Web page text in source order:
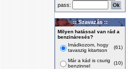
pass:
:: Szavazás ::
Milyen hatással van rád a
benzináresés?
Imádkozom, hogy
tavaszig kitartson
(61)
Már a kád is csurig
benzinnel
(10)